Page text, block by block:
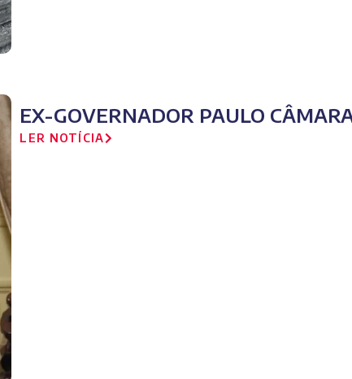
EX-GOVERNADOR PAULO
LER NOTÍCIA